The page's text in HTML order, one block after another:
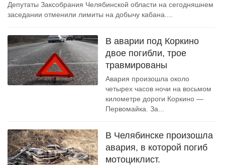
Депутаты Заксобрания Челябинской области на сегодняшнем
заседании отменили лимиты на добычу кабана....
В аварии под Коркино
двое погибли, трое
травмированы
Авария произошла около
четырех часов ночи на восьмом
километре дороги Коркино —
Первомайка. За...
В Челябинске произошла
авария, в которой погиб
мотоциклист.